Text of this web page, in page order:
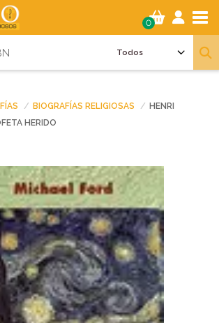
0
BIOGRAFÍAS RELIGIOSAS
HENRI
HERIDO